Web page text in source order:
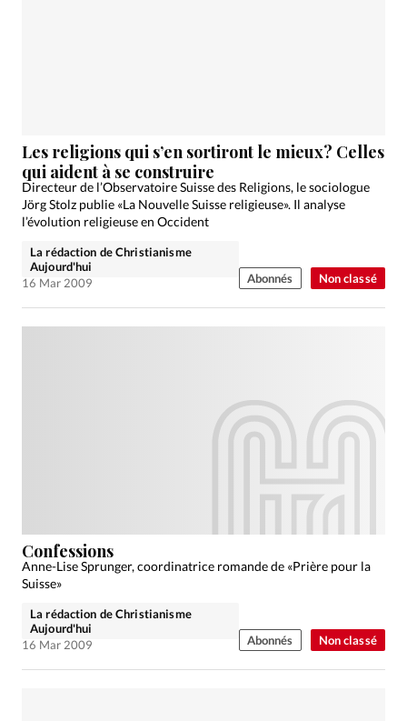
Non classé
Les religions qui s’en sortiront le mieux? Celles
qui aident à se construire
Directeur de l’Observatoire Suisse des Religions, le sociologue
Jörg Stolz publie «La Nouvelle Suisse religieuse». Il analyse
l’évolution religieuse en Occident
La rédaction de Christianisme
Aujourd'hui
16 Mar 2009
Abonnés
Non classé
Confessions
Anne-Lise Sprunger, coordinatrice romande de «Prière pour la
Suisse»
La rédaction de Christianisme
Aujourd'hui
16 Mar 2009
Abonnés